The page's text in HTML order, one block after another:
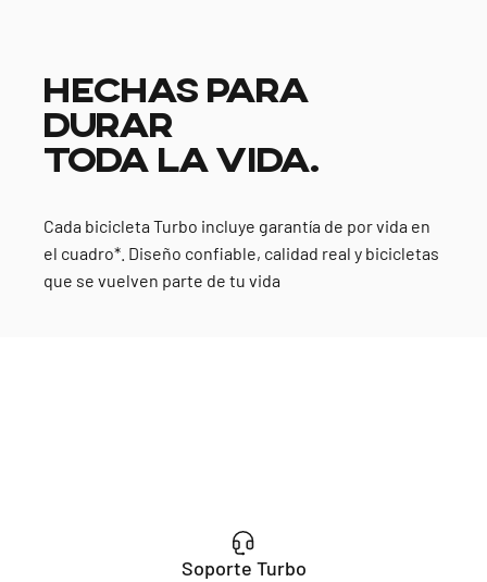
HECHAS PARA
DURAR
TODA LA VIDA.
Cada bicicleta Turbo incluye garantía de por vida en
el cuadro*. Diseño confiable, calidad real y bicicletas
que se vuelven parte de tu vida
Soporte Turbo